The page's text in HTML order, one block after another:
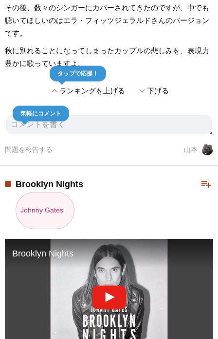
その後、数々のシンガーにカバーされてきたのですが、中でも
聴いてほしいのはエラ・フィッツジェラルドさんのバージョン
です。
秋に別れることになってしまったカップルの悲しみを、表現力
豊かに歌っていますよ。
expand_lessランキングを上げる
タップで応援！
expand_more下げる
気軽にコメント
山本
問題を報告する
playlist_add
Brooklyn Nights
Johnny Gates
Brooklyn Nights